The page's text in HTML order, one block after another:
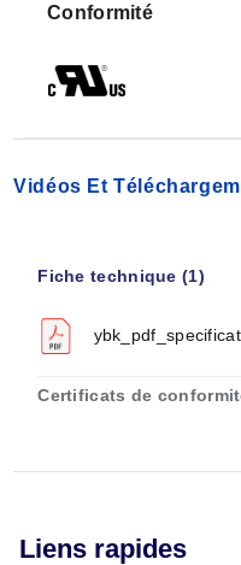
Conformité
Vidéos Et
Fiche technique (1)
Certificats de
Liens rapides